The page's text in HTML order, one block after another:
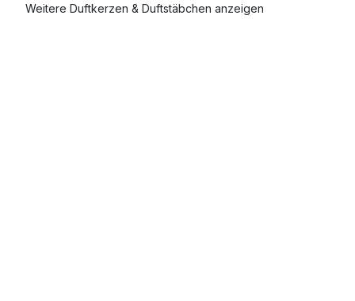
Weitere Duftkerzen & Duftstäbchen anzeigen